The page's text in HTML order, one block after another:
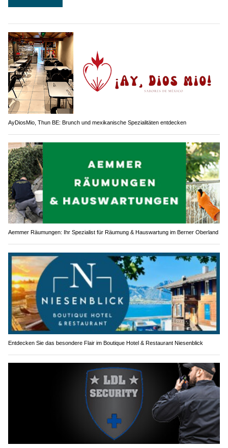
AyDiosMio, Thun BE: Brunch und mexikanische Spezialitäten entdecken
Aemmer Räumungen: Ihr Spezialist für Räumung & Hauswartung im Berner Oberland
Entdecken Sie das besondere Flair im Boutique Hotel & Restaurant Niesenblick